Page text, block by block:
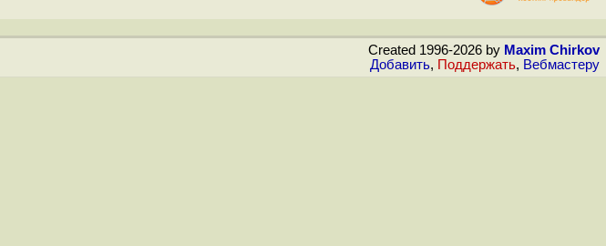
Created 1996-2026 by Maxim Chirkov
Добавить, Поддержать, Вебмастеру